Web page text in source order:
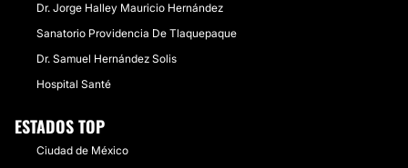
Dr. Jorge Halley Mauricio Hernández
Sanatorio Providencia De Tlaquepaque
Dr. Samuel Hernández Solis
Hospital Santé
ESTADOS TOP
Ciudad de México